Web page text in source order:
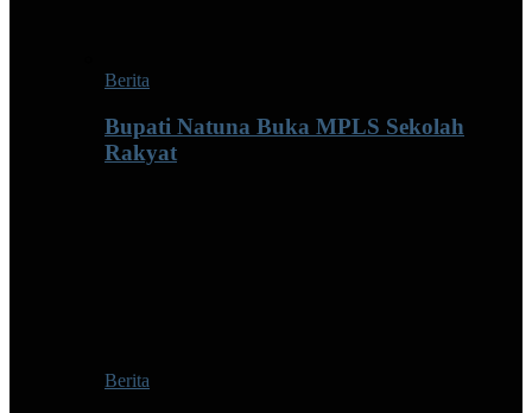
Berita
Bupati Natuna Buka MPLS Sekolah
Rakyat
Berita